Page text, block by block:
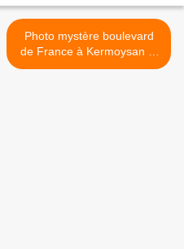
Photo mystère boulevard
de France à Kermoysan ...
>